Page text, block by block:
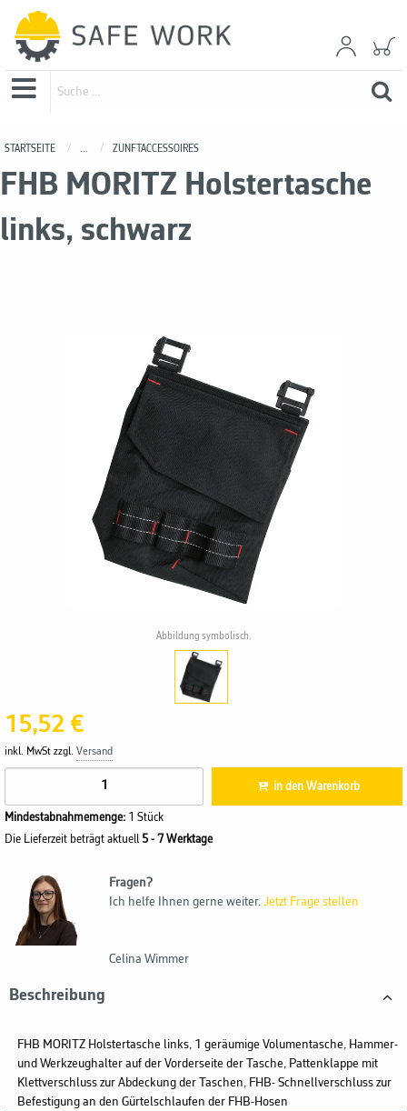
STARTSEITE ... ZUNFTACCESSOIRES
FHB MORITZ Holstertasche
links, schwarz
Abbildung symbolisch.
15,52 €
inkl. MwSt zzgl. Versand
in den Warenkorb
Mindestabnahmemenge:
1 Stück
Die Lieferzeit beträgt aktuell 5 - 7 Werktage
Fragen?
Ich helfe Ihnen gerne weiter. Jetzt Frage stellen
Celina Wimmer
Beschreibung
FHB MORITZ Holstertasche links, 1 geräumige Volumentasche, Hammer-
und Werkzeughalter auf der Vorderseite der Tasche, Pattenklappe mit
Klettverschluss zur Abdeckung der Taschen, FHB- Schnellverschluss zur
Befestigung an den Gürtelschlaufen der FHB-Hosen